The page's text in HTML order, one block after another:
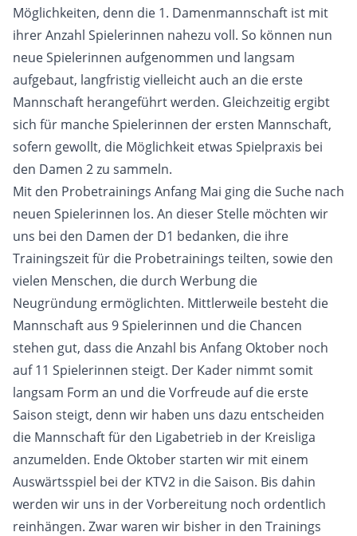
Möglichkeiten, denn die 1. Damenmannschaft ist mit
ihrer Anzahl Spielerinnen nahezu voll. So können nun
neue Spielerinnen aufgenommen und langsam
aufgebaut, langfristig vielleicht auch an die erste
Mannschaft herangeführt werden. Gleichzeitig ergibt
sich für manche Spielerinnen der ersten Mannschaft,
sofern gewollt, die Möglichkeit etwas Spielpraxis bei
den Damen 2 zu sammeln.
Mit den Probetrainings Anfang Mai ging die Suche nach
neuen Spielerinnen los. An dieser Stelle möchten wir
uns bei den Damen der D1 bedanken, die ihre
Trainingszeit für die Probetrainings teilten, sowie den
vielen Menschen, die durch Werbung die
Neugründung ermöglichten. Mittlerweile besteht die
Mannschaft aus 9 Spielerinnen und die Chancen
stehen gut, dass die Anzahl bis Anfang Oktober noch
auf 11 Spielerinnen steigt. Der Kader nimmt somit
langsam Form an und die Vorfreude auf die erste
Saison steigt, denn wir haben uns dazu entscheiden
die Mannschaft für den Ligabetrieb in der Kreisliga
anzumelden. Ende Oktober starten wir mit einem
Auswärtsspiel bei der KTV2 in die Saison. Bis dahin
werden wir uns in der Vorbereitung noch ordentlich
reinhängen. Zwar waren wir bisher in den Trainings